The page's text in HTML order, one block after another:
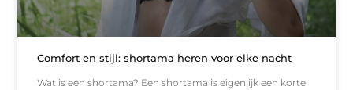
Comfort en stijl: shortama heren voor elke nacht
Wat is een shortama? Een shortama is eigenlijk een korte